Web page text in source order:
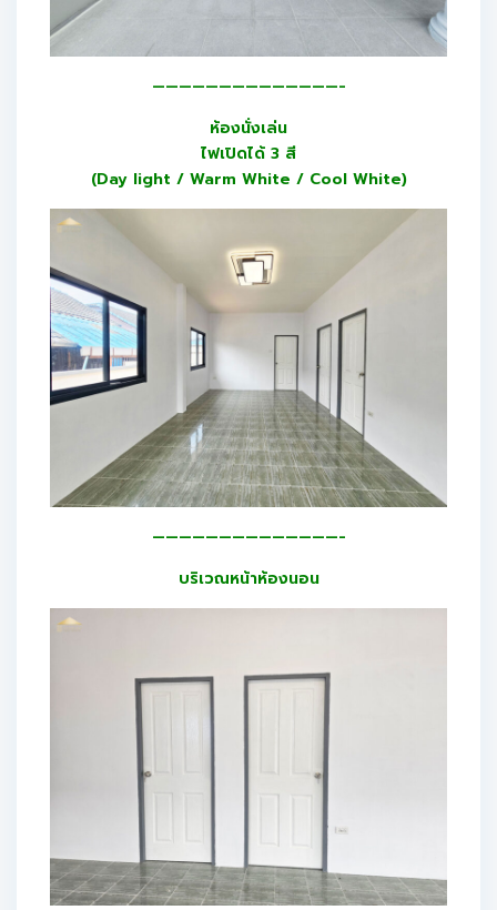
——————————————-
ห้องนั่งเล่น
ไฟเปิดได้ 3 สี
(Day light / Warm White / Cool White)
——————————————-
บริเวณหน้าห้องนอน